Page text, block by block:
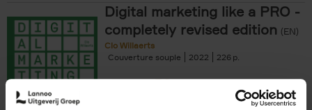
Digital marketing like a PRO -
completely revised edition (EN)
Clo Willaerts
Couverture souple
2022 226
€35,50